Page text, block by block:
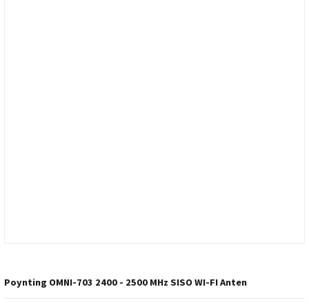
Poynting OMNI-703 2400 - 2500 MHz SISO WI-FI Anten